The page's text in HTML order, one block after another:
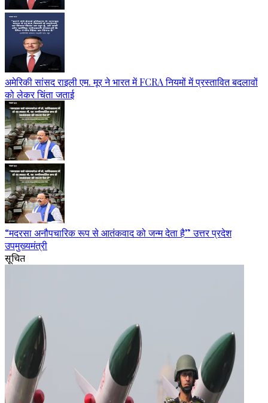
अमेरिकी सांसद राइली एम. मूर ने भारत में FCRA नियमों में प्रस्तावित बदलावों
को लेकर चिंता जताई
“मदरसा अनौपचारिक रूप से आतंकवाद को जन्म देता है” उत्तर प्रदेश
उपमुख्यमंत्री
सूचित